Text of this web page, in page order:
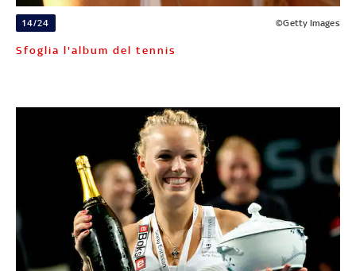
14/24 ©Getty Images
Sfoglia l'album del tennis